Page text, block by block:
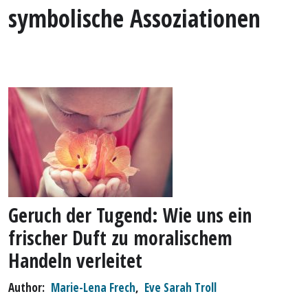
symbolische Assoziationen
Geruch der Tugend: Wie uns ein
frischer Duft zu moralischem
Handeln verleitet
Author Marie-Lena Frech, Eve Sarah Troll